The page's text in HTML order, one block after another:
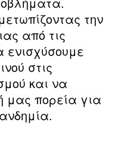
την
από τις
ενισχύσουμε
στις
και να
μας πορεία για